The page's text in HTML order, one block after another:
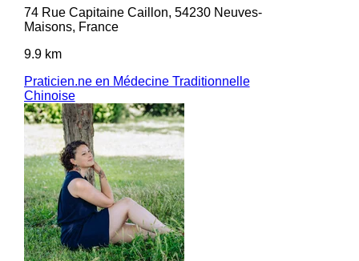
74 Rue Capitaine Caillon, 54230 Neuves-
Maisons, France
9.9 km
Praticien.ne en Médecine Traditionnelle
Chinoise